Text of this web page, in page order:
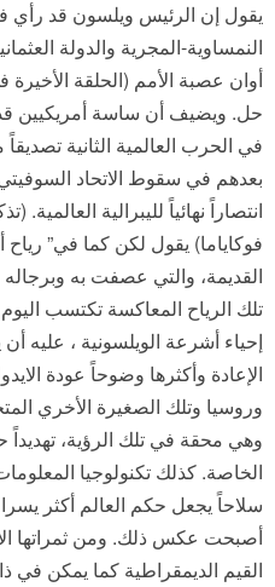
يقول إن الرئيس ويلسون قد رأي
النمساوية-المجرية والدولة
أوان عصبة الأمم (الحلقة
حل. ويضيف أن ساسة أمريكيين قد
في الحرب العالمية الثانية
بعدهم في سقوط الاتحاد
انتصاراً نهائياً لليبرالية
فوكاياما) يقول لكن كما في”
القديمة، والتي عصفت به
تلك الرياح المعاكسة تكتسب
إحياء أشرعة الويلسونية ، عليه
الإعادة وأكثرها وضوحاً عودة
وروسيا وتلك الصغيرة الأخري
وهي محقة في تلك الرؤية، تهديداً
الخاصة. كذلك تكنولوجيا
سلاحاً يجعل حكم العالم أكثر
أصبحت عكس ذلك. ومن ثمراتها
القيم الديمقراطية كما يمكن في